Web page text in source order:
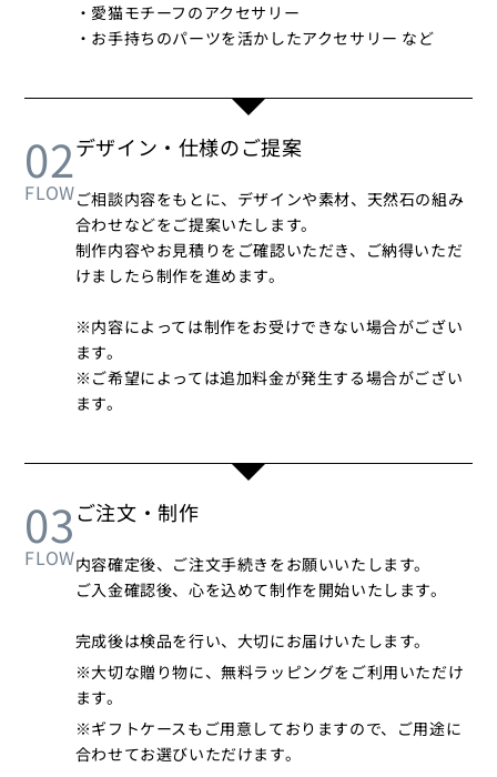
・愛猫モチーフのアクセサリー
・お手持ちのパーツを活かしたアクセサリー など
02
FLOW
デザイン・仕様のご提案
ご相談内容をもとに、デザインや素材、天然石の組み
合わせなどをご提案いたします。
制作内容やお見積りをご確認いただき、ご納得いただ
けましたら制作を進めます。
※内容によっては制作をお受けできない場合がござい
ます。
※ご希望によっては追加料金が発生する場合がござい
ます。
03
FLOW
ご注文・制作
内容確定後、ご注文手続きをお願いいたします。
ご入金確認後、心を込めて制作を開始いたします。
完成後は検品を行い、大切にお届けいたします。
※大切な贈り物に、無料ラッピングをご利用いただけ
ます。
※ギフトケースもご用意しておりますので、ご用途に
合わせてお選びいただけます。